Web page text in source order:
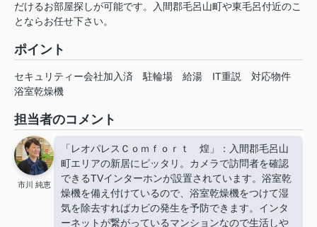
だけるお部屋探しが可能です。入間郡毛呂山町や東毛呂付近のこ
とならお任せ下さい。
ポイント
セキュリティー会社加入済 駐輪場 給湯 IT重説
対応物件
浴室乾燥機
担当者のコメント
市川 純恵
「レオパレスＣｏｍｆｏｒｔ 煌」：入間郡毛呂山
町エリアの新居にピッタリ。カメラで訪問者を確認
できるTVインターホンが設置されています。浴室乾
燥機を備え付けているので、浴室乾燥機をつけて湿
気を除去すればカビの発生を予防できます。インタ
ーネットが繋がっているマンションなので生活しや